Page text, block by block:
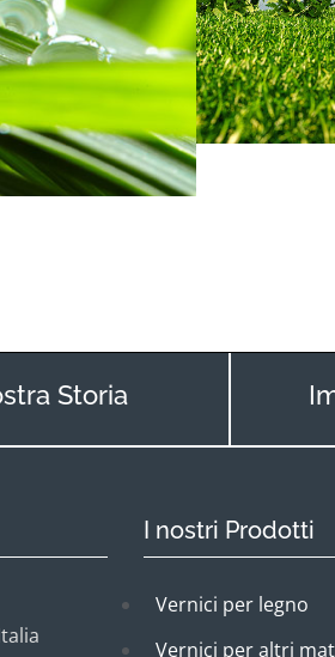
Storia
I nostri Prodotti
Vernici per legno
Vernici per altri